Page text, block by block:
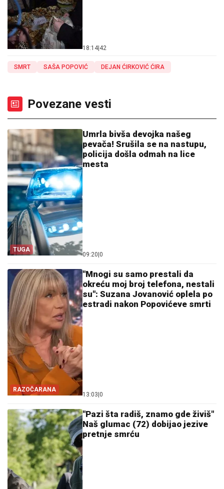
18:14 42
SMRT SAŠA POPOVIĆ DEJAN ĆIRKOVIĆ ĆIRA
Povezane vesti
TUGA
Umrla bivša devojka našeg
pevača! Srušila se na nastupu,
policija došla odmah na lice
mesta
09:20 0
RAZOČARANA
"Mnogi su samo prestali da
okreću moj broj telefona, nestali
su": Suzana Jovanović oplela po
estradi nakon Popovićeve smrti
13:03 0
"Pazi šta radiš, znamo gde živiš"
Naš glumac (72) dobijao jezive
pretnje smrću